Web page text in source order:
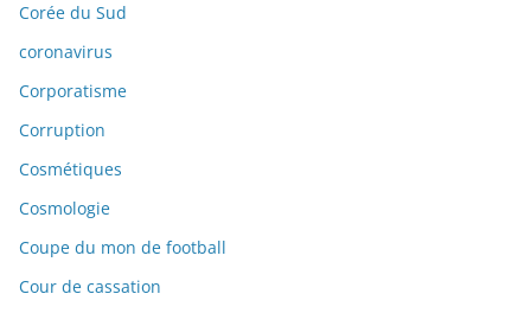
Corée du Sud
coronavirus
Corporatisme
Corruption
Cosmétiques
Cosmologie
Coupe du mon de football
Cour de cassation